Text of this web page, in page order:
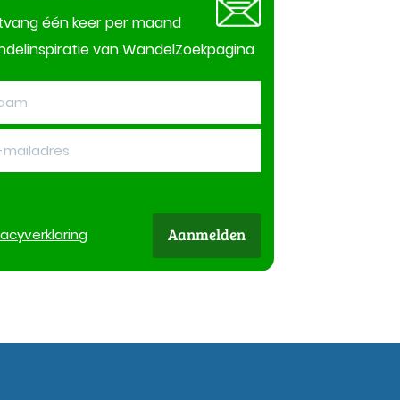
één keer per maand
van WandelZoekpagina
verklaring Aanmelden